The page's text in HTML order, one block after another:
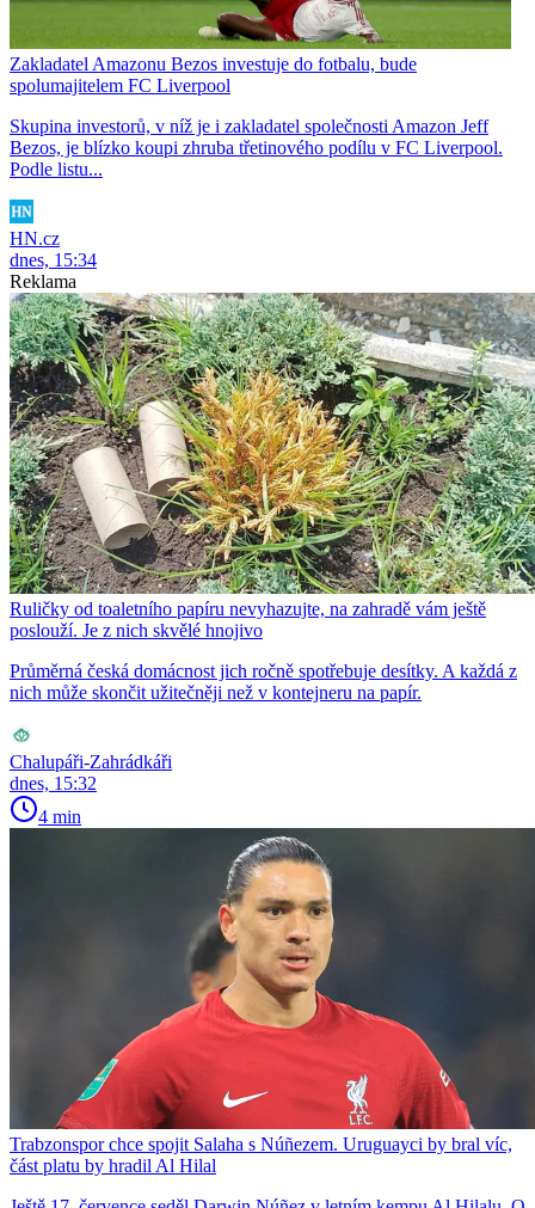
Zakladatel Amazonu Bezos investuje do fotbalu, bude
spolumajitelem FC Liverpool
Skupina investorů, v níž je i zakladatel společnosti Amazon Jeff
Bezos, je blízko koupi zhruba třetinového podílu v FC Liverpool.
Podle listu...
HN.cz
dnes, 15:34
Reklama
Ruličky od toaletního papíru nevyhazujte, na zahradě vám ještě
poslouží. Je z nich skvělé hnojivo
Průměrná česká domácnost jich ročně spotřebuje desítky. A každá z
nich může skončit užitečněji než v kontejneru na papír.
Chalupáři-Zahrádkáři
dnes, 15:32
4 min
Trabzonspor chce spojit Salaha s Núñezem. Uruguayci by bral víc,
část platu by hradil Al Hilal